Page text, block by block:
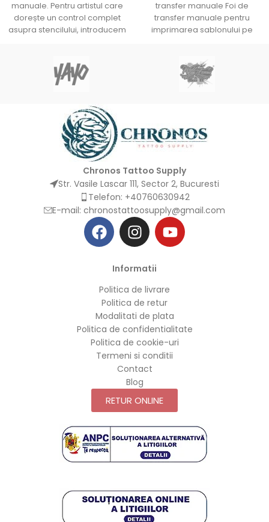
manuale. Pentru artistul care
dorește un control complet
asupra stencilului, introducem
transfer manuale Foi de
transfer manuale pentru
imprimarea sablonului pe
Chronos Tattoo Supply
Str. Vasile Lascar 111, Sector 2, Bucuresti
Telefon: +40760630942
E-mail: chronostattoosupply@gmail.com
Informatii
Politica de livrare
Politica de retur
Modalitati de plata
Politica de confidentialitate
Politica de cookie-uri
Termeni si conditii
Contact
Blog
RETUR ONLINE